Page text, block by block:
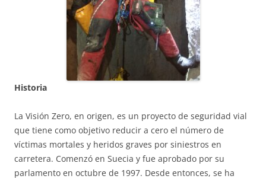
Historia
La Visión Zero, en origen, es un proyecto de seguridad vial
que tiene como objetivo reducir a cero el número de
víctimas mortales y heridos graves por siniestros en
carretera. Comenzó en Suecia y fue aprobado por su
parlamento en octubre de 1997. Desde entonces, se ha